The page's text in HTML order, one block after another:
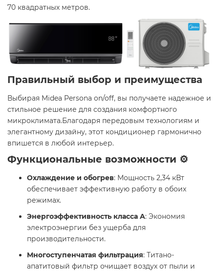
70 квадратных метров. ​
Правильный выбор и преимущества
Выбирая Midea Persona on/off, вы получаете надежное и
стильное решение для создания комфортного
микроклимата.Благодаря передовым технологиям и
элегантному дизайну, этот кондиционер гармонично
впишется в любой интерьер.​
Функциональные возможности ⚙️
Охлаждение и обогрев: Мощность 2,34 кВт
обеспечивает эффективную работу в обоих
режимах.​
Энергоэффективность класса A: Экономия
электроэнергии без ущерба для
производительности.​
Многоступенчатая фильтрация: Титано-
апатитовый фильтр очищает воздух от пыли и